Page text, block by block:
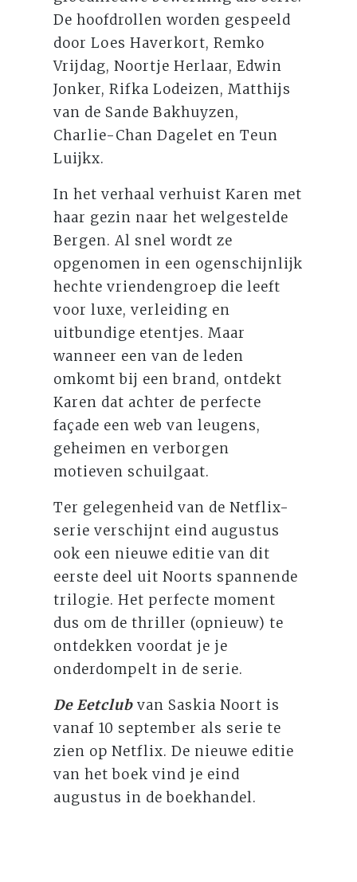
De hoofdrollen worden gespeeld
door Loes Haverkort, Remko
Vrijdag, Noortje Herlaar, Edwin
Jonker, Rifka Lodeizen, Matthijs
van de Sande Bakhuyzen,
Charlie-Chan Dagelet en Teun
Luijkx.
In het verhaal verhuist Karen met
haar gezin naar het welgestelde
Bergen. Al snel wordt ze
opgenomen in een ogenschijnlijk
hechte vriendengroep die leeft
voor luxe, verleiding en
uitbundige etentjes. Maar
wanneer een van de leden
omkomt bij een brand, ontdekt
Karen dat achter de perfecte
façade een web van leugens,
geheimen en verborgen
motieven schuilgaat.
Ter gelegenheid van de Netflix-
serie verschijnt eind augustus
ook een nieuwe editie van dit
eerste deel uit Noorts spannende
trilogie. Het perfecte moment
dus om de thriller (opnieuw) te
ontdekken voordat je je
onderdompelt in de serie.
De Eetclub van Saskia Noort is
vanaf 10 september als serie te
zien op Netflix. De nieuwe editie
van het boek vind je eind
augustus in de boekhandel.